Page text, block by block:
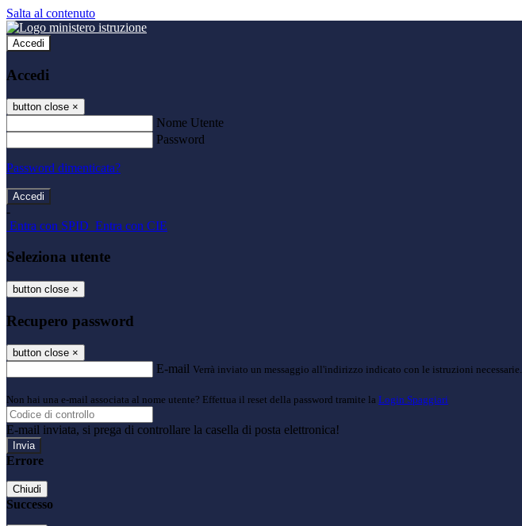
Salta al contenuto
Accedi
Accedi
button close ×
Nome Utente
Password
Password dimenticata?
-
Entra con SPID Entra con CIE
Seleziona utente
button close ×
Recupero password
button close ×
E-mail Verrà inviato un messaggio all'indirizzo indicato con le istruzioni necessarie.
Non hai una e-mail associata al nome utente? Effettua il reset della password tramite la Login Spaggiari
E-mail inviata, si prega di controllare la casella di posta elettronica!
Errore
Chiudi
Successo